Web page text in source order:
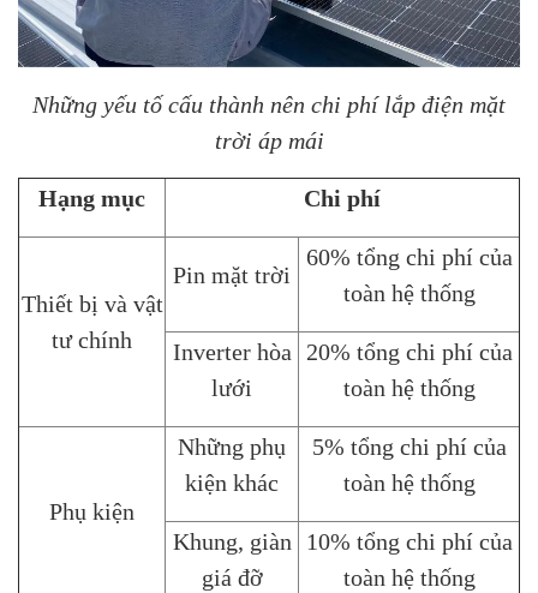
Những yếu tố cấu thành nên chi phí lắp điện mặt
trời áp mái
Hạng mục Chi phí
Thiết bị và vật
tư chính
Pin mặt trời
60% tổng chi phí của
toàn hệ thống
Inverter hòa
lưới
20% tổng chi phí của
toàn hệ thống
Phụ kiện
Những phụ
kiện khác
5% tổng chi phí của
toàn hệ thống
Khung, giàn
giá đỡ
10% tổng chi phí của
toàn hệ thống